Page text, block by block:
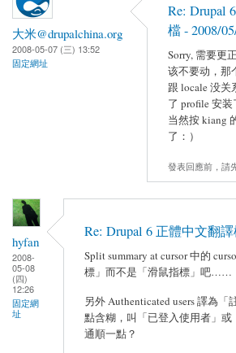
大米@drupalchina.org
2008-05-07 (三) 13:52
固定網址
Re: Drupal
檔 - 2008/
Sorry, 需要更
该不要动，那
跟 locale 没
了 profile 安装
当然按 kiang
了：）
發表回應前，請
hyfan
2008-
05-08
(四)
12:26
固定網
址
Re: Drupal 6 正體中文翻
Split summary at cursor 中的
標」而不是「滑鼠指標」吧……
另外 Authenticated users 譯為
點含糊，叫「已登入使用者」
通順一點？